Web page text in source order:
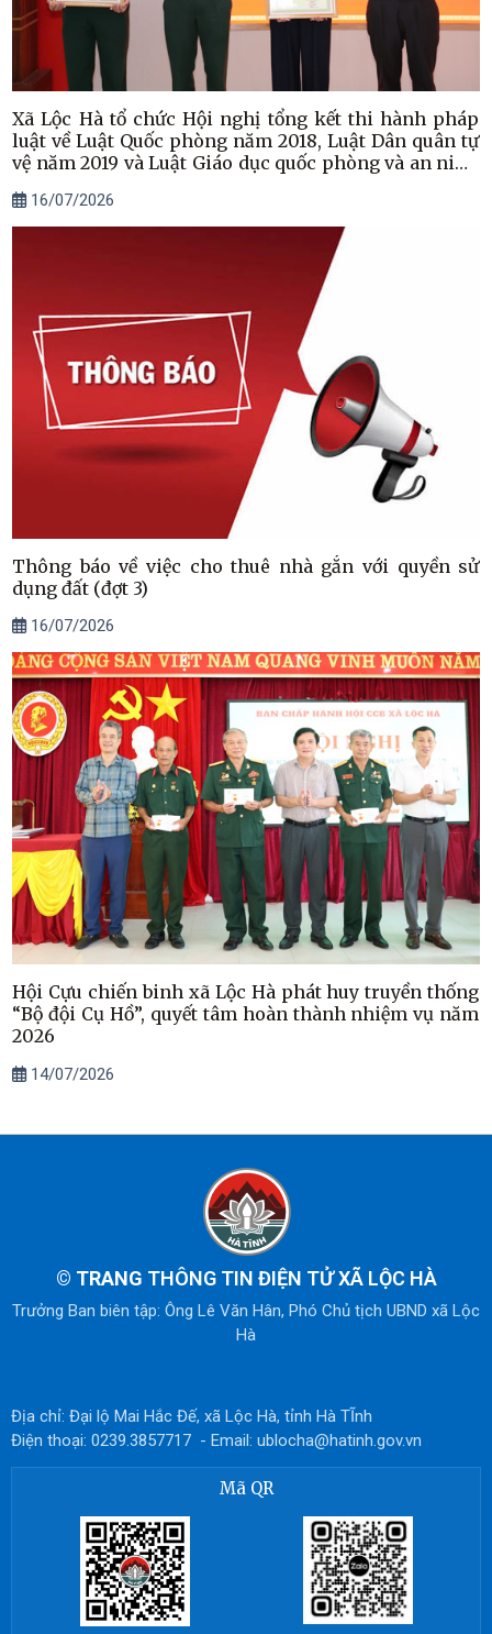
Xã Lộc Hà tổ chức Hội nghị tổng kết thi hành pháp
luật về Luật Quốc phòng năm 2018, Luật Dân quân tự
vệ năm 2019 và Luật Giáo dục quốc phòng và an ninh
16/07/2026
Thông báo về việc cho thuê nhà gắn với quyền sử
dụng đất (đợt 3)
16/07/2026
Hội Cựu chiến binh xã Lộc Hà phát huy truyền thống
“Bộ đội Cụ Hồ”, quyết tâm hoàn thành nhiệm vụ năm
2026
14/07/2026
© TRANG THÔNG TIN ĐIỆN TỬ XÃ LỘC HÀ
Trưởng Ban biên tập: Ông Lê Văn Hân, Phó Chủ tịch UBND xã Lộc
Hà
Địa chỉ: Đại lộ Mai Hắc Đế, xã Lộc Hà, tỉnh Hà TĨnh
Điện thoại: 0239.3857717 - Email: ublocha@hatinh.gov.vn
Mã QR